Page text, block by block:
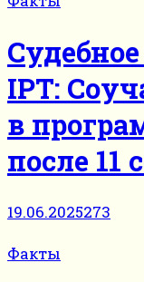
IPT:
в
после 11
19.06.2025273
Факты